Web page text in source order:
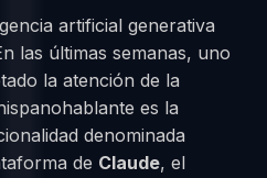
artificial generativa
las últimas semanas, uno
la atención de la
es la
denominada
de Claude, el